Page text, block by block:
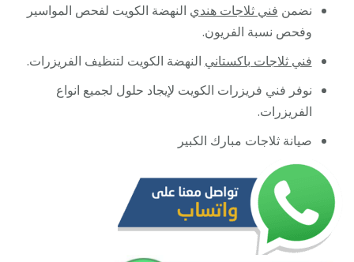
نضمن فني ثلاجات هندي النهضة الكويت لفحص المواسير
وفحص نسبة الفريون.
فني ثلاجات باكستاني النهضة الكويت لتنظيف الفريزرات.
نوفر فني فريزرات الكويت لإيجاد حلول لجميع انواع
الفريزرات.
صيانة ثلاجات مبارك الكبير